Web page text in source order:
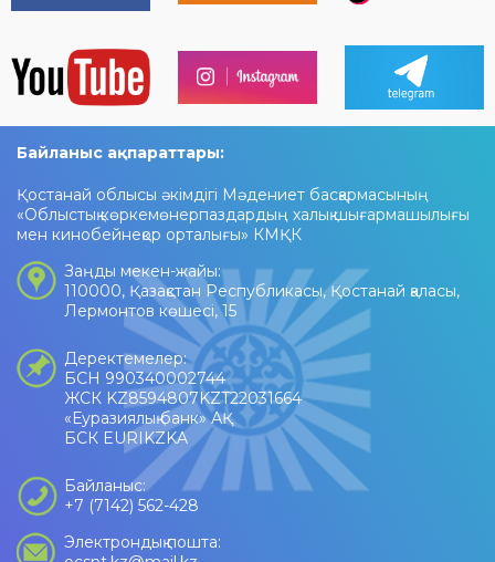
Байланыс ақпараттары:
Қостанай облысы әкімдігі Мәдениет басқармасының
«Облыстық көркемөнерпаздардың халық шығармашылығы
мен кинобейнеқор орталығы» КМҚК
Заңды мекен-жайы:
110000, Қазақстан Республикасы, Қостанай қаласы,
Лермонтов көшесі, 15
Деректемелер:
БСН 990340002744
ЖСК KZ8594807KZT22031664
«Еуразиялық банк» АҚ
БСК EURIKZKA
Байланыс:
+7 (7142) 562-428
Электрондық пошта: